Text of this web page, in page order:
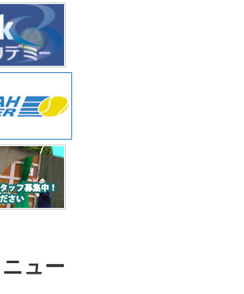
ニュー